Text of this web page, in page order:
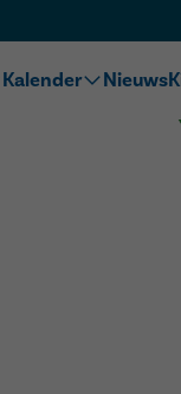
Kalender
Nieuws